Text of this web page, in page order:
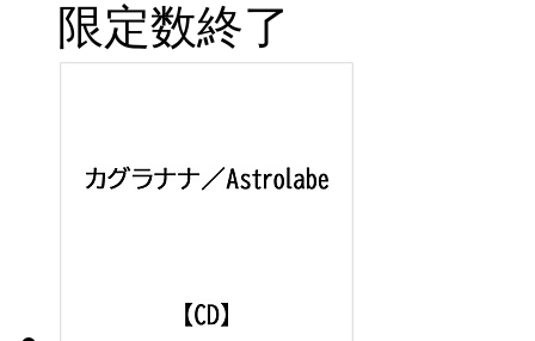
限定数終了